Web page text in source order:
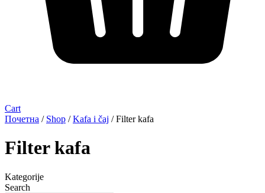
Cart
Почетна / Shop /Kafa i čaj / Filter kafa
Filter kafa
Kategorije
Search